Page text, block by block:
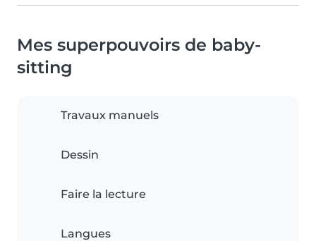
Mes superpouvoirs de baby-
sitting
Travaux manuels
Dessin
Faire la lecture
Langues